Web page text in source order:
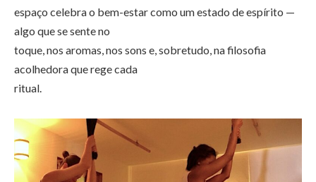
espaço celebra o bem-estar como um estado de espírito —
algo que se sente no
toque, nos aromas, nos sons e, sobretudo, na filosofia
acolhedora que rege cada
ritual.